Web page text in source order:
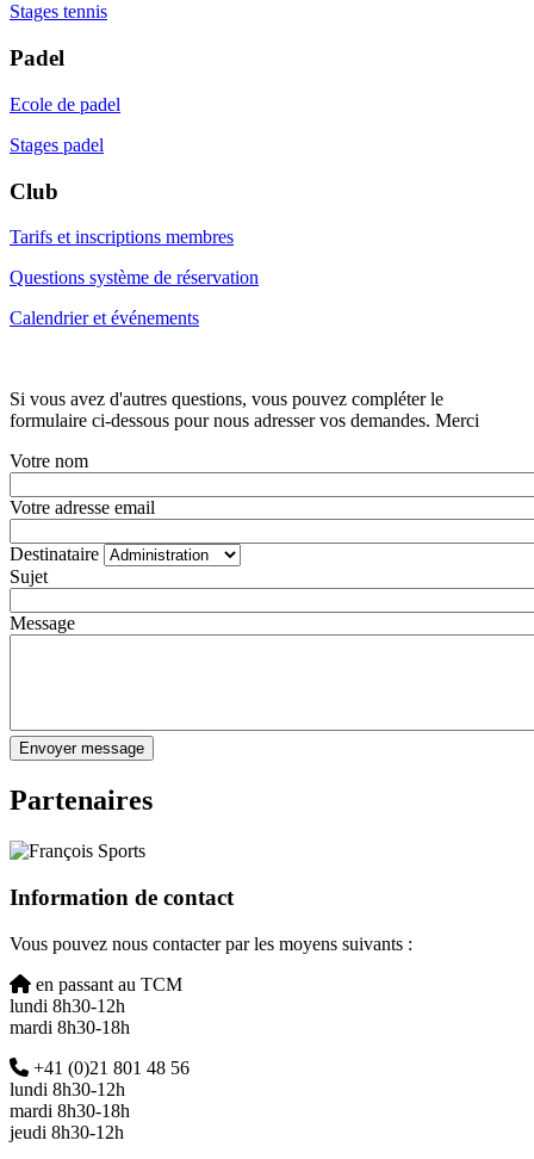
Stages tennis
Padel
Ecole de padel
Stages padel
Club
Tarifs et inscriptions membres
Questions système de réservation
Calendrier et événements
Si vous avez d'autres questions, vous pouvez compléter le
formulaire ci-dessous pour nous adresser vos demandes. Merci
Votre nom
Votre adresse email
Destinataire
Sujet
Message
Partenaires
Information de contact
Vous pouvez nous contacter par les moyens suivants :
Domicile
en passant au TCM
lundi 8h30-12h
mardi 8h30-18h
Téléphone
+41 (0)21 801 48 56
lundi 8h30-12h
mardi 8h30-18h
jeudi 8h30-12h